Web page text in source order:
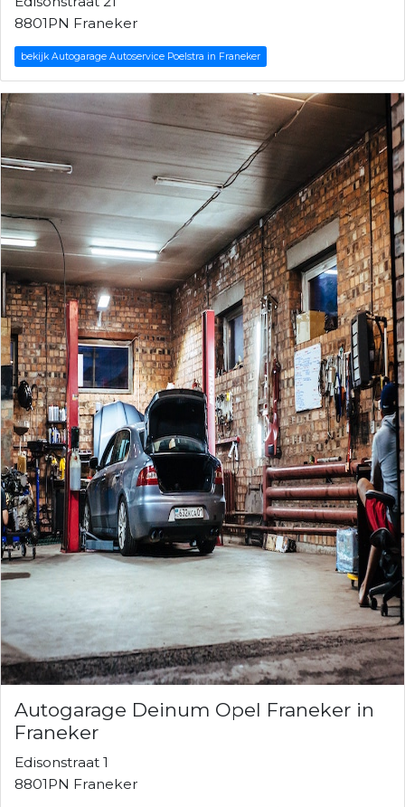
8801PN Franeker
bekijk Autogarage Autoservice Poelstra in Franeker
Autogarage Deinum Opel Franeker in
Franeker
Edisonstraat 1
8801PN Franeker